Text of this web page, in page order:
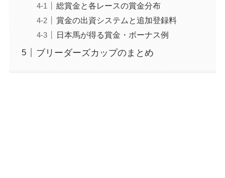
総賞金と各レースの賞金分布
賞金の出資システムと追加登録料
日本馬が得る賞金・ボーナス例
ブリーダーズカップのまとめ